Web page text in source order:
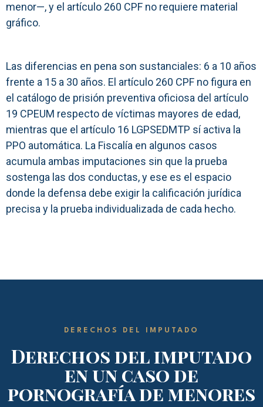
menor—, y el artículo 260 CPF no requiere material
gráfico.
Las diferencias en pena son sustanciales: 6 a 10 años
frente a 15 a 30 años. El artículo 260 CPF no figura en
el catálogo de prisión preventiva oficiosa del artículo
19 CPEUM respecto de víctimas mayores de edad,
mientras que el artículo 16 LGPSEDMTP sí activa la
PPO automática. La Fiscalía en algunos casos
acumula ambas imputaciones sin que la prueba
sostenga las dos conductas, y ese es el espacio
donde la defensa debe exigir la calificación jurídica
precisa y la prueba individualizada de cada hecho.
DERECHOS DEL IMPUTADO
Derechos del imputado
en un caso de
pornografía de menores